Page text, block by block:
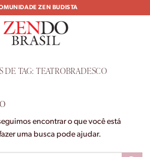
ZEN BUDISTA
DE TAG: TEATROBRADESCO
encontrar o que você está
uma busca pode ajudar.